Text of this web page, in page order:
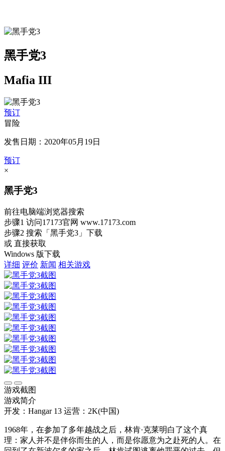
黑手党3
Mafia III
预订
冒险
发售日期：2020年05月19日
预订
×
黑手党3
前往电脑端浏览器搜索
步骤1 访问17173官网 www.17173.com
步骤2 搜索 「黑手党3」 下载
或 直接获取
Windows 版下载
详细 评价 新闻 相关游戏
游戏截图
游戏简介
开发：Hangar 13 运营：2K(中国)
1968年，在参加了多年越战之后，林肯·克莱明白了这个真
理：家人并不是伴你而生的人，而是你愿意为之赴死的人。在